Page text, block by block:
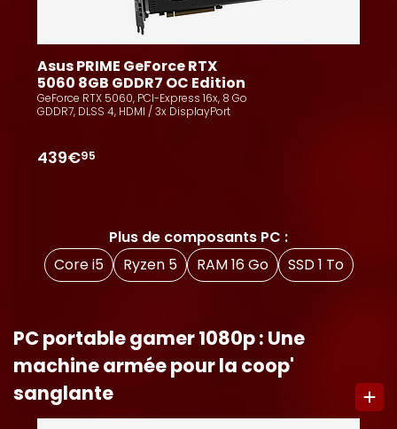
Asus PRIME GeForce RTX
5060 8GB GDDR7 OC Edition
GeForce RTX 5060, PCI-Express 16x, 8 Go
GDDR7, DLSS 4, HDMI / 3x DisplayPort
439€95
Plus de composants PC :
Core i5
Ryzen 5 RAM 16 Go SSD 1 To
PC portable gamer 1080p : Une
machine armée pour la coop'
sanglante